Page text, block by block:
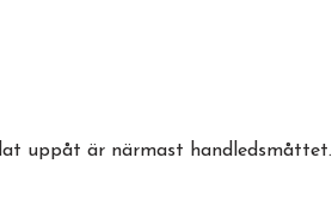
uppåt är närmast handledsmåttet.